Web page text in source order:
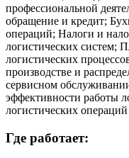
профессиональной
обращение и кредит;
операций; Налоги и
логистических систем;
логистических
производстве и
сервисном
эффективности работы
логистических операций
Где работает: